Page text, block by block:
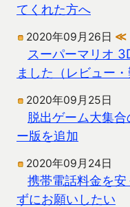
てくれた方へ
2020年09月26日 ≪
スーパーマリオ
ました（レビュー・
2020年09月25日
脱出ゲーム大集
ー版を追加
2020年09月24日
携帯電話料金を
ずにお願いしたい